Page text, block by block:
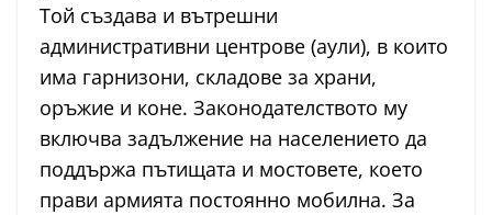
Той създава и вътрешни
административни центрове (аули), в които
има гарнизони, складове за храни,
оръжие и коне. Законодателството му
включва задължение на населението да
поддържа пътищата и мостовете, което
прави армията постоянно мобилна. За